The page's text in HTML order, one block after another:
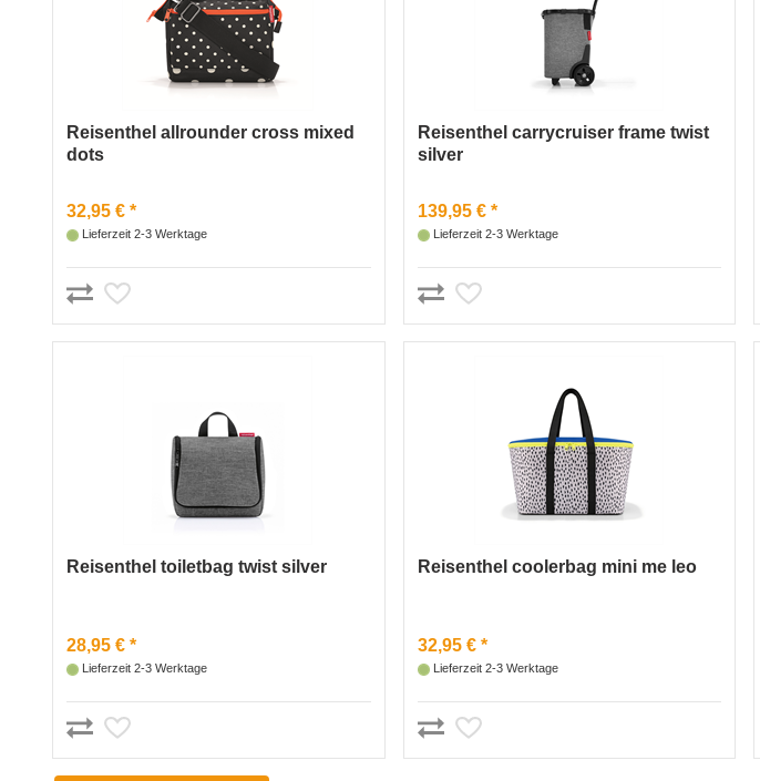
Reisenthel allrounder cross mixed
dots
32,95 € *
Lieferzeit 2-3 Werktage
Reisenthel carrycruiser frame twist
silver
139,95 € *
Lieferzeit 2-3 Werktage
Reisenthel toiletbag twist silver
28,95 € *
Lieferzeit 2-3 Werktage
Reisenthel coolerbag mini me leo
32,95 € *
Lieferzeit 2-3 Werktage